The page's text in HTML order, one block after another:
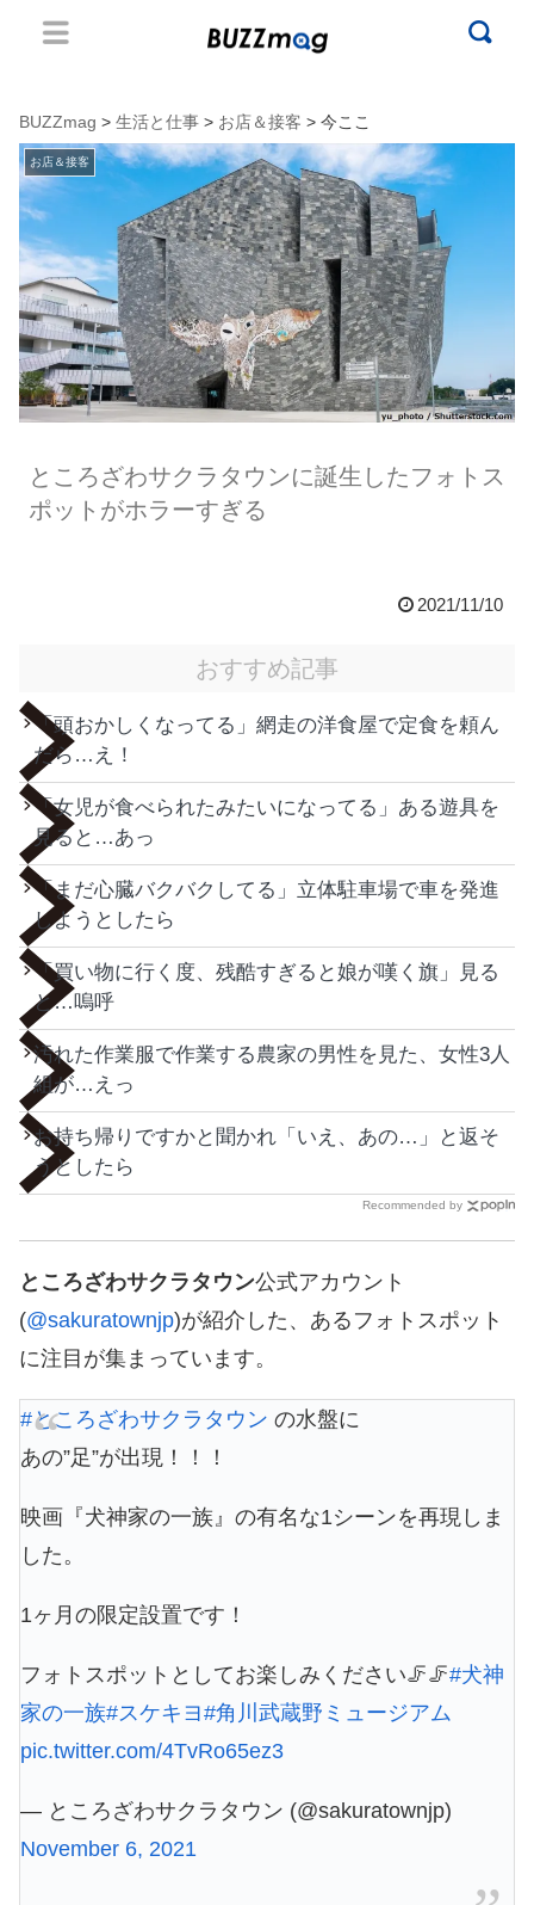
BUZZmag > 生活と仕事 > お店＆接客 > 今ここ
お店＆接客
ところざわサクラタウンに誕生したフォトス
ポットがホラーすぎる
2021/11/10
おすすめ記事
「頭おかしくなってる」網走の洋食屋で定食を頼ん
だら…え！
「女児が食べられたみたいになってる」ある遊具を
見ると…あっ
「まだ心臓バクバクしてる」立体駐車場で車を発進
しようとしたら
「買い物に行く度、残酷すぎると娘が嘆く旗」見る
と…嗚呼
汚れた作業服で作業する農家の男性を見た、女性3人
組が…えっ
お持ち帰りですかと聞かれ「いえ、あの…」と返そ
うとしたら
Recommended by
ところざわサクラタウン公式アカウント
(@sakuratownjp)が紹介した、あるフォトスポット
に注目が集まっています。
#ところざわサクラタウン の水盤に
あの”足”が出現！！！
映画『犬神家の一族』の有名な1シーンを再現しま
した。
1ヶ月の限定設置です！
フォトスポットとしてお楽しみください🦵🦵#犬神
家の一族#スケキヨ#角川武蔵野ミュージアム
pic.twitter.com/4TvRo65ez3
— ところざわサクラタウン (@sakuratownjp)
November 6, 2021